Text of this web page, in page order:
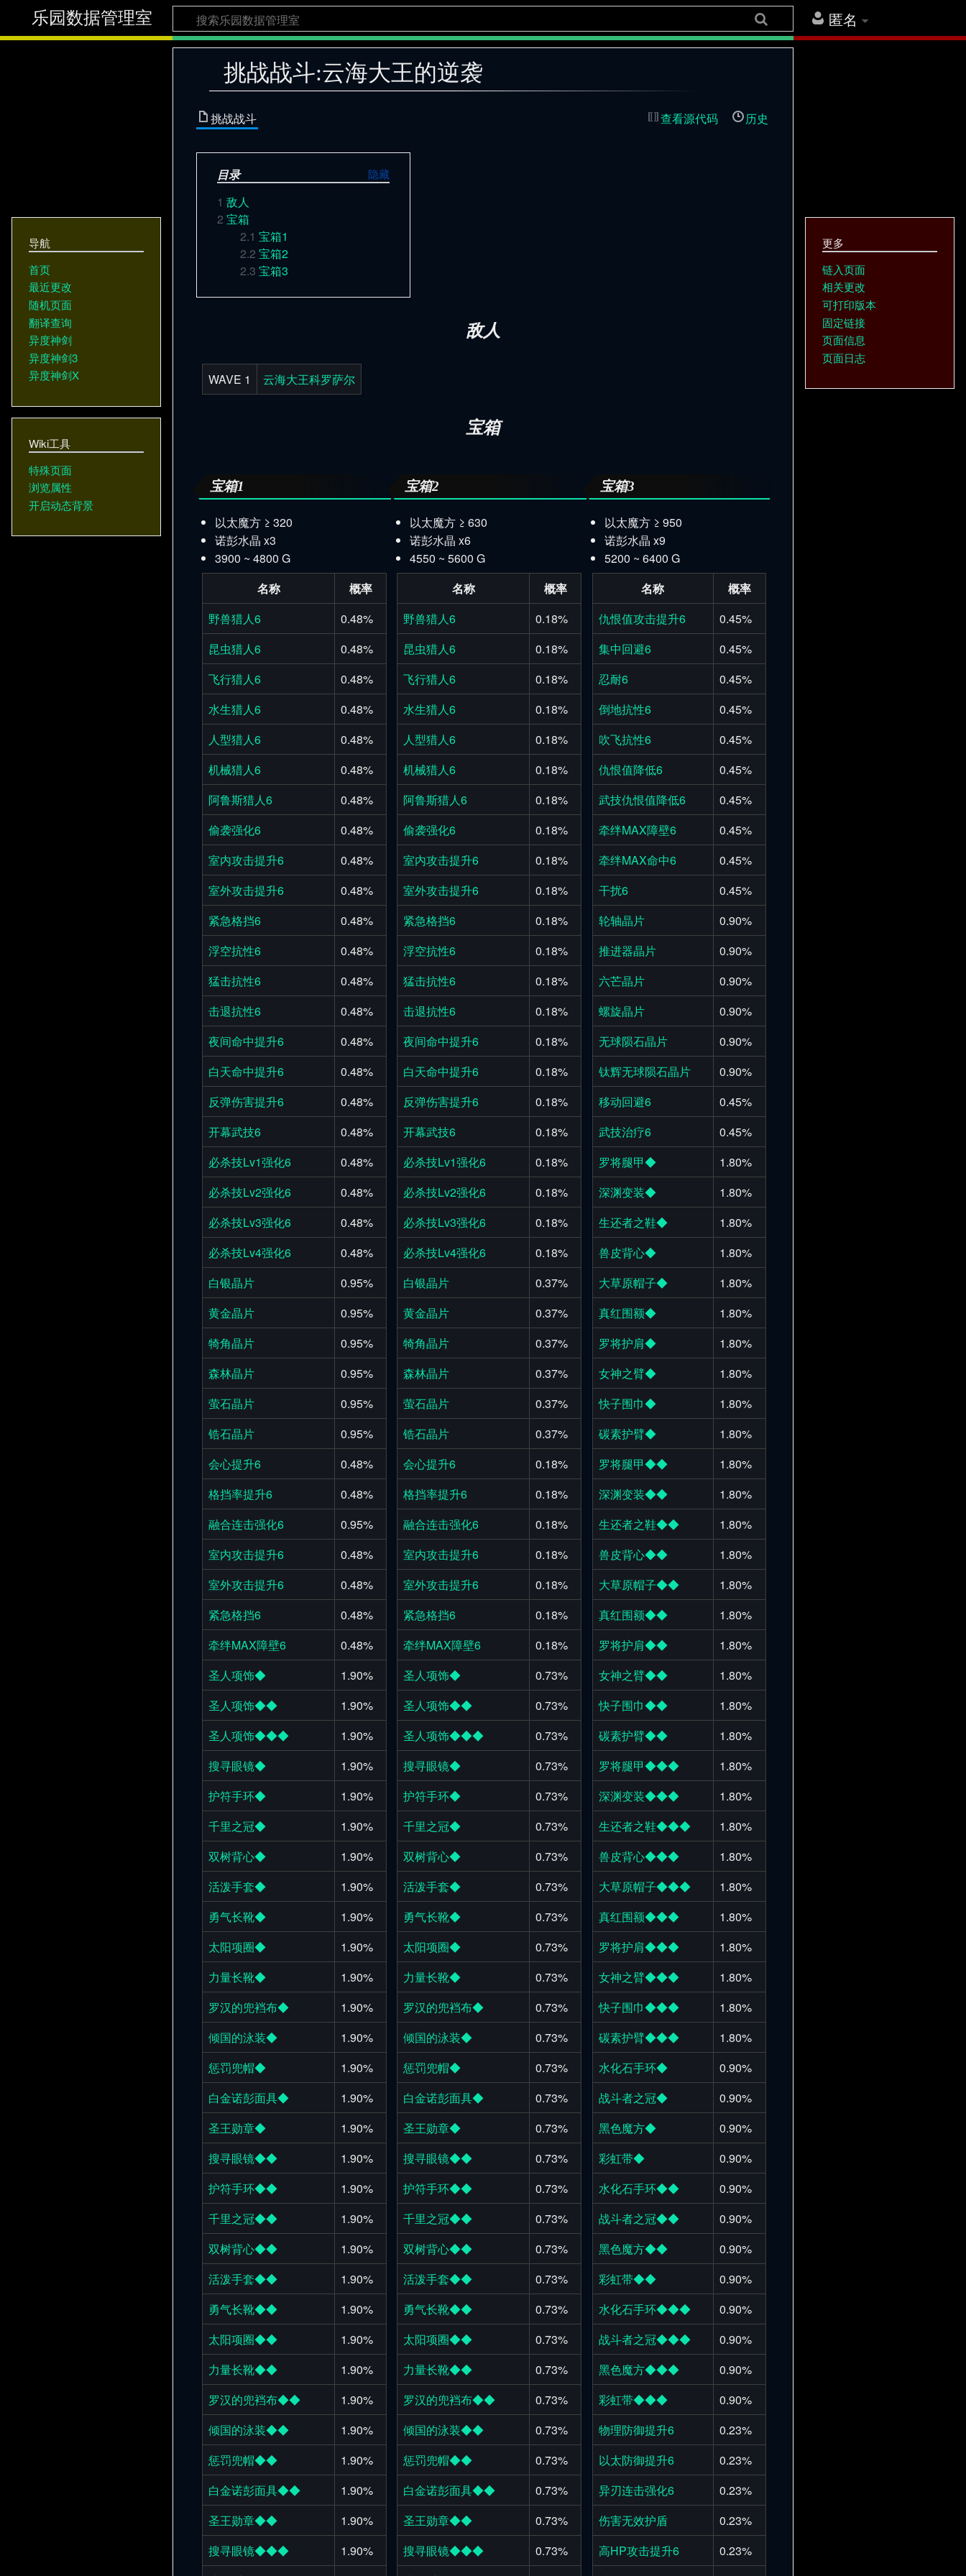
匿名
乐园数据管理室
挑战战斗:云海大王的逆袭
挑战战斗 查看源代码 历史
目录
1 敌人
2 宝箱
2.1 宝箱1
2.2 宝箱2
2.3 宝箱3
敌人
WAVE 1 云海大王科罗萨尔
宝箱
宝箱1
以太魔方 ≥ 320
诺彭水晶 x3
3900 ~ 4800 G
名称
概率
野兽猎人6
0.48%
昆虫猎人6
0.48%
飞行猎人6
0.48%
水生猎人6
0.48%
人型猎人6
0.48%
机械猎人6
0.48%
阿鲁斯猎人6
0.48%
偷袭强化6
0.48%
室内攻击提升6
0.48%
室外攻击提升6
0.48%
紧急格挡6
0.48%
浮空抗性6
0.48%
猛击抗性6
0.48%
击退抗性6
0.48%
夜间命中提升6
0.48%
白天命中提升6
0.48%
反弹伤害提升6
0.48%
开幕武技6
0.48%
必杀技Lv1强化6
0.48%
必杀技Lv2强化6
0.48%
必杀技Lv3强化6
0.48%
必杀技Lv4强化6
0.48%
白银晶片
0.95%
黄金晶片
0.95%
犄角晶片
0.95%
森林晶片
0.95%
萤石晶片
0.95%
锆石晶片
0.95%
会心提升6
0.48%
格挡率提升6
0.48%
融合连击强化6
0.95%
室内攻击提升6
0.48%
室外攻击提升6
0.48%
紧急格挡6
0.48%
牵绊MAX障壁6
0.48%
圣人项饰◆
1.90%
圣人项饰◆◆
1.90%
圣人项饰◆◆◆
1.90%
搜寻眼镜◆
1.90%
护符手环◆
1.90%
千里之冠◆
1.90%
双树背心◆
1.90%
活泼手套◆
1.90%
勇气长靴◆
1.90%
太阳项圈◆
1.90%
力量长靴◆
1.90%
罗汉的兜裆布◆
1.90%
倾国的泳装◆
1.90%
惩罚兜帽◆
1.90%
白金诺彭面具◆
1.90%
圣王勋章◆
1.90%
搜寻眼镜◆◆
1.90%
护符手环◆◆
1.90%
千里之冠◆◆
1.90%
双树背心◆◆
1.90%
活泼手套◆◆
1.90%
勇气长靴◆◆
1.90%
太阳项圈◆◆
1.90%
力量长靴◆◆
1.90%
罗汉的兜裆布◆◆
1.90%
倾国的泳装◆◆
1.90%
惩罚兜帽◆◆
1.90%
白金诺彭面具◆◆
1.90%
圣王勋章◆◆
1.90%
搜寻眼镜◆◆◆
1.90%
宝箱2
以太魔方 ≥ 630
诺彭水晶 x6
4550 ~ 5600 G
名称
概率
野兽猎人6
0.18%
昆虫猎人6
0.18%
飞行猎人6
0.18%
水生猎人6
0.18%
人型猎人6
0.18%
机械猎人6
0.18%
阿鲁斯猎人6
0.18%
偷袭强化6
0.18%
室内攻击提升6
0.18%
室外攻击提升6
0.18%
紧急格挡6
0.18%
浮空抗性6
0.18%
猛击抗性6
0.18%
击退抗性6
0.18%
夜间命中提升6
0.18%
白天命中提升6
0.18%
反弹伤害提升6
0.18%
开幕武技6
0.18%
必杀技Lv1强化6
0.18%
必杀技Lv2强化6
0.18%
必杀技Lv3强化6
0.18%
必杀技Lv4强化6
0.18%
白银晶片
0.37%
黄金晶片
0.37%
犄角晶片
0.37%
森林晶片
0.37%
萤石晶片
0.37%
锆石晶片
0.37%
会心提升6
0.18%
格挡率提升6
0.18%
融合连击强化6
0.18%
室内攻击提升6
0.18%
室外攻击提升6
0.18%
紧急格挡6
0.18%
牵绊MAX障壁6
0.18%
圣人项饰◆
0.73%
圣人项饰◆◆
0.73%
圣人项饰◆◆◆
0.73%
搜寻眼镜◆
0.73%
护符手环◆
0.73%
千里之冠◆
0.73%
双树背心◆
0.73%
活泼手套◆
0.73%
勇气长靴◆
0.73%
太阳项圈◆
0.73%
力量长靴◆
0.73%
罗汉的兜裆布◆
0.73%
倾国的泳装◆
0.73%
惩罚兜帽◆
0.73%
白金诺彭面具◆
0.73%
圣王勋章◆
0.73%
搜寻眼镜◆◆
0.73%
护符手环◆◆
0.73%
千里之冠◆◆
0.73%
双树背心◆◆
0.73%
活泼手套◆◆
0.73%
勇气长靴◆◆
0.73%
太阳项圈◆◆
0.73%
力量长靴◆◆
0.73%
罗汉的兜裆布◆◆
0.73%
倾国的泳装◆◆
0.73%
惩罚兜帽◆◆
0.73%
白金诺彭面具◆◆
0.73%
圣王勋章◆◆
0.73%
搜寻眼镜◆◆◆
0.73%
宝箱3
以太魔方 ≥ 950
诺彭水晶 x9
5200 ~ 6400 G
名称
概率
仇恨值攻击提升6
0.45%
集中回避6
0.45%
忍耐6
0.45%
倒地抗性6
0.45%
吹飞抗性6
0.45%
仇恨值降低6
0.45%
武技仇恨值降低6
0.45%
牵绊MAX障壁6
0.45%
牵绊MAX命中6
0.45%
干扰6
0.45%
轮轴晶片
0.90%
推进器晶片
0.90%
六芒晶片
0.90%
螺旋晶片
0.90%
无球陨石晶片
0.90%
钛辉无球陨石晶片
0.90%
移动回避6
0.45%
武技治疗6
0.45%
罗将腿甲◆
1.80%
深渊变装◆
1.80%
生还者之鞋◆
1.80%
兽皮背心◆
1.80%
大草原帽子◆
1.80%
真红围额◆
1.80%
罗将护肩◆
1.80%
女神之臂◆
1.80%
快子围巾◆
1.80%
碳素护臂◆
1.80%
罗将腿甲◆◆
1.80%
深渊变装◆◆
1.80%
生还者之鞋◆◆
1.80%
兽皮背心◆◆
1.80%
大草原帽子◆◆
1.80%
真红围额◆◆
1.80%
罗将护肩◆◆
1.80%
女神之臂◆◆
1.80%
快子围巾◆◆
1.80%
碳素护臂◆◆
1.80%
罗将腿甲◆◆◆
1.80%
深渊变装◆◆◆
1.80%
生还者之鞋◆◆◆
1.80%
兽皮背心◆◆◆
1.80%
大草原帽子◆◆◆
1.80%
真红围额◆◆◆
1.80%
罗将护肩◆◆◆
1.80%
女神之臂◆◆◆
1.80%
快子围巾◆◆◆
1.80%
碳素护臂◆◆◆
1.80%
水化石手环◆
0.90%
战斗者之冠◆
0.90%
黑色魔方◆
0.90%
彩虹带◆
0.90%
水化石手环◆◆
0.90%
战斗者之冠◆◆
0.90%
黑色魔方◆◆
0.90%
彩虹带◆◆
0.90%
水化石手环◆◆◆
0.90%
战斗者之冠◆◆◆
0.90%
黑色魔方◆◆◆
0.90%
彩虹带◆◆◆
0.90%
物理防御提升6
0.23%
以太防御提升6
0.23%
异刃连击强化6
0.23%
伤害无效护盾
0.23%
高HP攻击提升6
0.23%
导航
首页
最近更改
随机页面
翻译查询
异度神剑
异度神剑3
异度神剑X
Wiki工具
特殊页面
浏览属性
开启动态背景
更多
链入页面
相关更改
可打印版本
固定链接
页面信息
页面日志